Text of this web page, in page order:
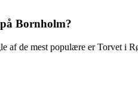
Bornholm?
af de mest populære er Torvet i